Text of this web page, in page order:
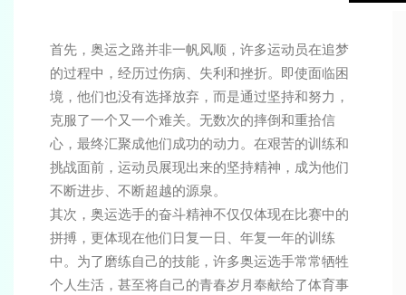
首先，奥运之路并非一帆风顺，许多运动员在追梦
的过程中，经历过伤病、失利和挫折。即使面临困
境，他们也没有选择放弃，而是通过坚持和努力，
克服了一个又一个难关。无数次的摔倒和重拾信
心，最终汇聚成他们成功的动力。在艰苦的训练和
挑战面前，运动员展现出来的坚持精神，成为他们
不断进步、不断超越的源泉。
其次，奥运选手的奋斗精神不仅仅体现在比赛中的
拼搏，更体现在他们日复一日、年复一年的训练
中。为了磨练自己的技能，许多奥运选手常常牺牲
个人生活，甚至将自己的青春岁月奉献给了体育事